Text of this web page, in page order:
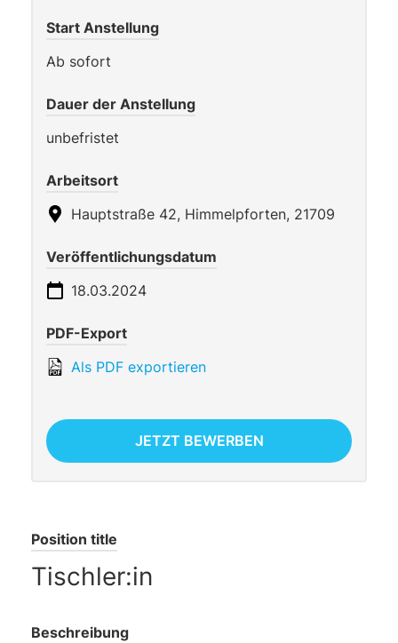
Start Anstellung
Ab sofort
Dauer der Anstellung
unbefristet
Arbeitsort
Hauptstraße 42, Himmelpforten, 21709
Veröffentlichungsdatum
18.03.2024
PDF-Export
Als PDF exportieren
JETZT BEWERBEN
Position title
Tischler:in
Beschreibung